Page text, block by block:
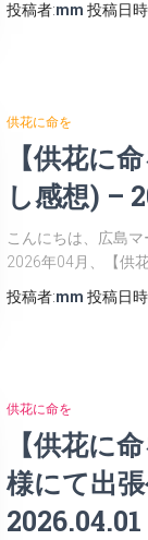
投稿者:mm 投稿日
供花に命を
【供花に
し感想) –
こんにちは、広島
2026年04月、【供
投稿者:mm 投稿日
供花に命を
【供花に
様にて出
2026.04.01